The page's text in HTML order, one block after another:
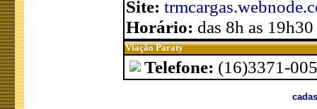
Site:
Horário: das 8h as 19h30
Viação Paraty
Telefone: (16)3371-